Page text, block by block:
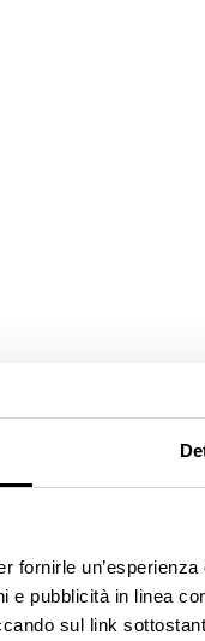
fornirle
e pubblicità in linea
sul link